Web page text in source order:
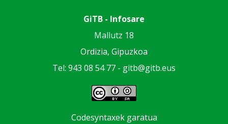
GiTB - Infosare
Mallutz 18
Ordizia, Gipuzkoa
Tel: 943 08 54 77 - gitb@gitb.eus
Codesyntaxek garatua